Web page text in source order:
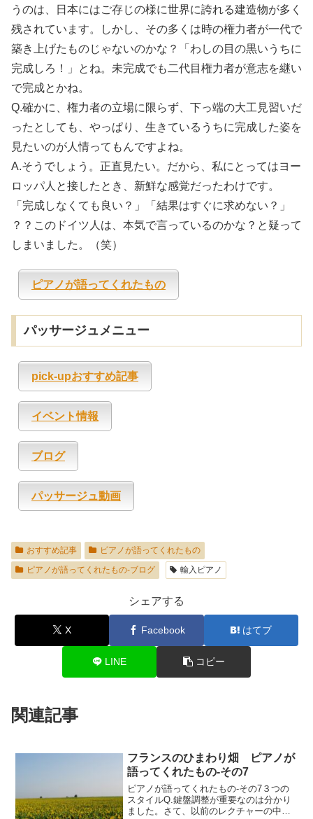
うのは、日本にはご存じの様に世界に誇れる建造物が多く
残されています。しかし、その多くは時の権力者が一代で
築き上げたものじゃないのかな？「わしの目の黒いうちに
完成しろ！」とね。未完成でも二代目権力者が意志を継い
で完成とかね。
Q.確かに、権力者の立場に限らず、下っ端の大工見習いだ
ったとしても、やっぱり、生きているうちに完成した姿を
見たいのが人情ってもんですよね。
A.そうでしょう。正直見たい。だから、私にとってはヨー
ロッパ人と接したとき、新鮮な感覚だったわけです。
「完成しなくても良い？」「結果はすぐに求めない？」
？？このドイツ人は、本気で言っているのかな？と疑って
しまいました。（笑）
ピアノが語ってくれたもの
パッサージュメニュー
pick-upおすすめ記事
イベント情報
ブログ
パッサージュ動画
おすすめ記事
ピアノが語ってくれたもの
ピアノが語ってくれたもの-ブログ
輸入ピアノ
シェアする
X Facebook はてブ
LINE コピー
関連記事
フランスのひまわり畑 ピアノが
語ってくれたもの-その7
ピアノが語ってくれたもの-その7３つの
スタイルQ.鍵盤調整が重要なのは分かり
ました。さて、以前のレクチャーの中で